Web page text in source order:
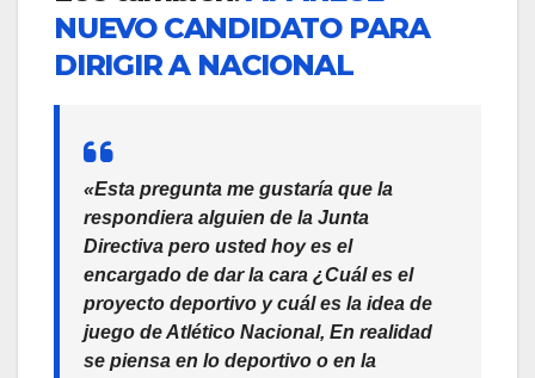
NUEVO CANDIDATO PARA
DIRIGIR A NACIONAL
«Esta pregunta me gustaría que la
respondiera alguien de la Junta
Directiva pero usted hoy es el
encargado de dar la cara ¿Cuál es el
proyecto deportivo y cuál es la idea de
juego de Atlético Nacional, En realidad
se piensa en lo deportivo o en la